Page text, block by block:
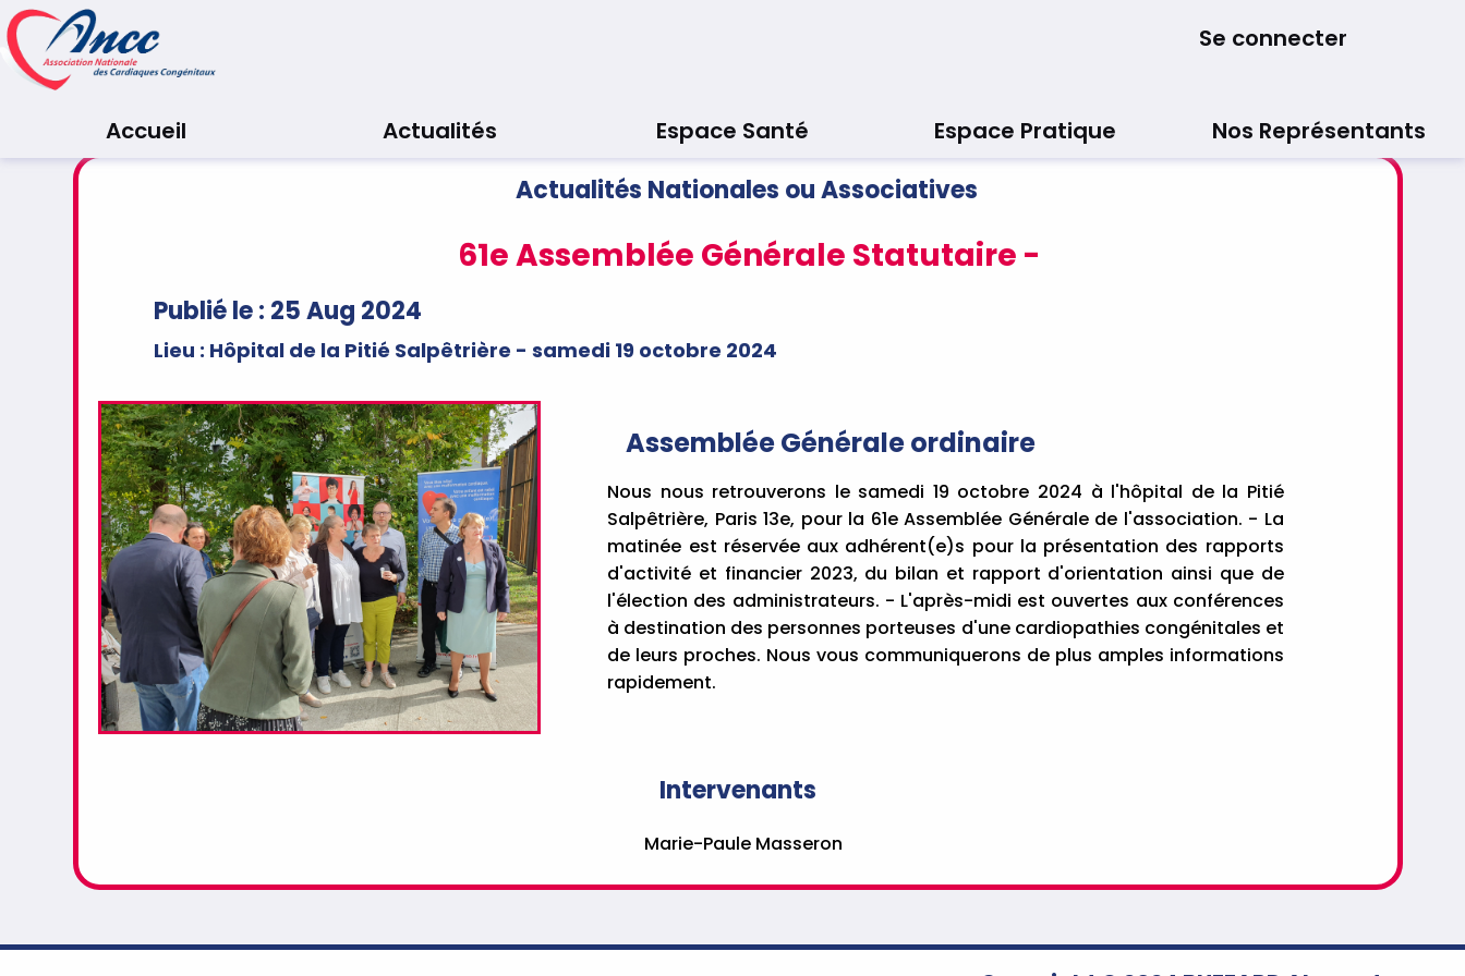
Se connecter
Accueil Actualités Espace Santé Espace Pratique Nos Représentants
Actualités Nationales ou Associatives
61e Assemblée Générale Statutaire -
Publié le : 25 Aug 2024
Lieu : Hôpital de la Pitié Salpêtrière - samedi 19 octobre 2024
Assemblée Générale ordinaire
Nous nous retrouverons le samedi 19 octobre 2024 à l'hôpital de la Pitié
Salpêtrière, Paris 13e, pour la 61e Assemblée Générale de l'association. - La
matinée est réservée aux adhérent(e)s pour la présentation des rapports
d'activité et financier 2023, du bilan et rapport d'orientation ainsi que de
l'élection des administrateurs. - L'après-midi est ouvertes aux conférences
à destination des personnes porteuses d'une cardiopathies congénitales et
de leurs proches. Nous vous communiquerons de plus amples informations
rapidement.
Intervenants
Marie-Paule Masseron